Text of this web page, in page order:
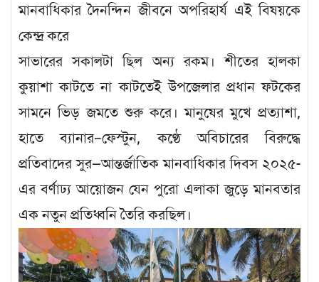
মানবাধিকার দৈনন্দিন জীবনে অপরিহার্য এই বিষয়কে
কেন্দ্র করে
সাভারের সকালটা ছিল অন্য রকম। শীতের হালকা
কুয়াশা কাটতে না কাটতেই উপজেলার প্রধান ফটকের
সামনে ভিড় জমতে শুরু করে। মানুষের মুখে প্রত্যাশা,
হাতে ব্যানার–ফেস্টুন, কণ্ঠে অবিচারের বিরুদ্ধে
প্রতিবাদের সুর—আন্তর্জাতিক মানবাধিকার দিবস ২০২৫-
এর বর্ণাঢ্য আয়োজন যেন পুরো এলাকা জুড়ে মানবতার
এক নতুন প্রতিধ্বনি তৈরি করছিল।